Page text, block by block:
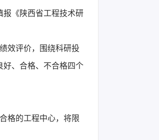
《陕西省工程技术研
效评价，围绕科研投
好、合格、不合格四个
格的工程中心，将限